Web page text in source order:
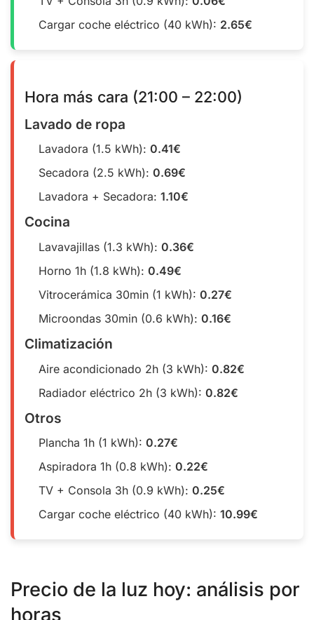
Cargar coche eléctrico (40 kWh): 2.65€
Hora más cara (21:00 – 22:00)
Lavado de ropa
Lavadora (1.5 kWh): 0.41€
Secadora (2.5 kWh): 0.69€
Lavadora + Secadora: 1.10€
Cocina
Lavavajillas (1.3 kWh): 0.36€
Horno 1h (1.8 kWh): 0.49€
Vitrocerámica 30min (1 kWh): 0.27€
Microondas 30min (0.6 kWh): 0.16€
Climatización
Aire acondicionado 2h (3 kWh): 0.82€
Radiador eléctrico 2h (3 kWh): 0.82€
Otros
Plancha 1h (1 kWh): 0.27€
Aspiradora 1h (0.8 kWh): 0.22€
TV + Consola 3h (0.9 kWh): 0.25€
Cargar coche eléctrico (40 kWh): 10.99€
Precio de la luz hoy: análisis por
horas